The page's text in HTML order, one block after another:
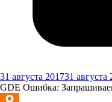
31 августа 201731 августа
GDE Ошибка: